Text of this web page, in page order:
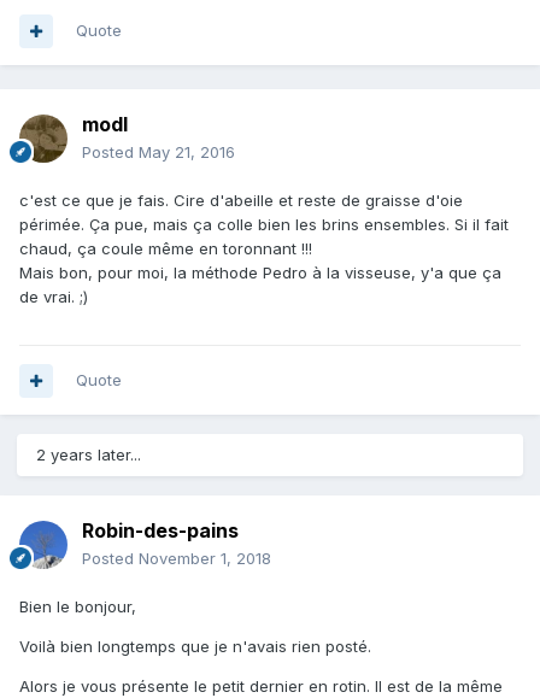
Quote
modl
Posted May 21, 2016
c'est ce que je fais. Cire d'abeille et reste de graisse d'oie
périmée. Ça pue, mais ça colle bien les brins ensembles. Si il fait
chaud, ça coule même en toronnant !!!
Mais bon, pour moi, la méthode Pedro à la visseuse, y'a que ça
de vrai. ;)
Quote
2 years later...
Robin-des-pains
Posted November 1, 2018
Bien le bonjour,
Voilà bien longtemps que je n'avais rien posté.
Alors je vous présente le petit dernier en rotin. Il est de la même